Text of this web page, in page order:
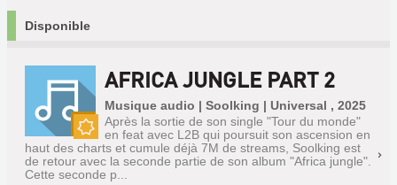
Disponible
Nouveauté
AFRICA JUNGLE PART 2
Musique audio | Soolking | Universal , 2025
Après la sortie de son single "Tour du monde"
en feat avec L2B qui poursuit son ascension en
haut des charts et cumule déjà 7M de streams, Soolking est
de retour avec la seconde partie de son album "Africa jungle".
Cette seconde p...